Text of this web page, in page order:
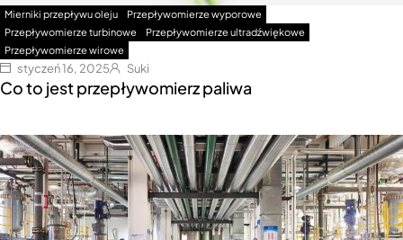
Mierniki przepływu oleju
Przepływomierze wyporowe
Przepływomierze turbinowe
Przepływomierze ultradźwiękowe
Przepływomierze wirowe
styczeń 16, 2025 Suki
Co to jest przepływomierz paliwa